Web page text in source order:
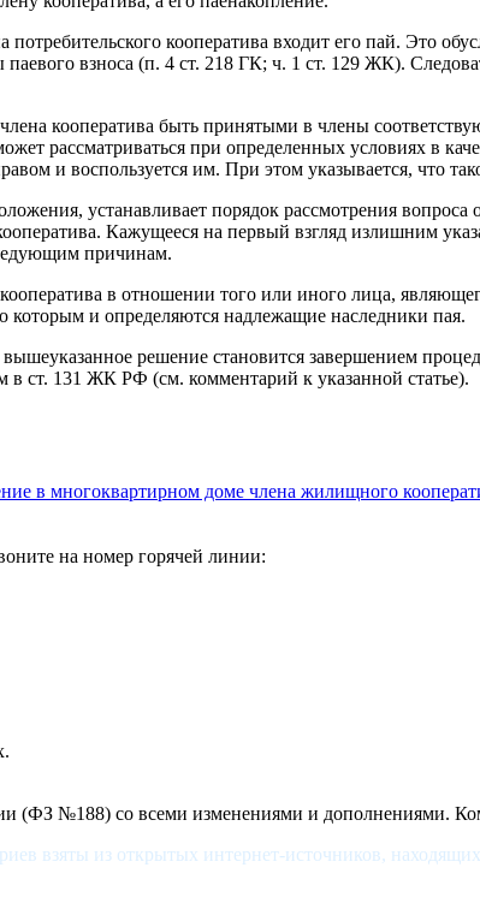
кооператива входит его пай. Это
взноса (п. 4 ст. 218 ГК; ч. 1 ст. 129 ЖК).
кооператива быть принятыми в члены
рассматриваться при определенных условиях в
и воспользуется им. При этом указывается, что
устанавливает порядок рассмотрения
Кажущееся на первый взгляд излишним
причинам.
в отношении того или иного лица,
которым и определяются надлежащие наследники пая.
решение становится завершением
в ст. 131 ЖК РФ (см. комментарий к указанной статье).
в многоквартирном доме члена жилищного
на номер горячей линии:
(ФЗ №188) со всеми изменениями и дополнениями.
взяты из открытых интернет-источников,